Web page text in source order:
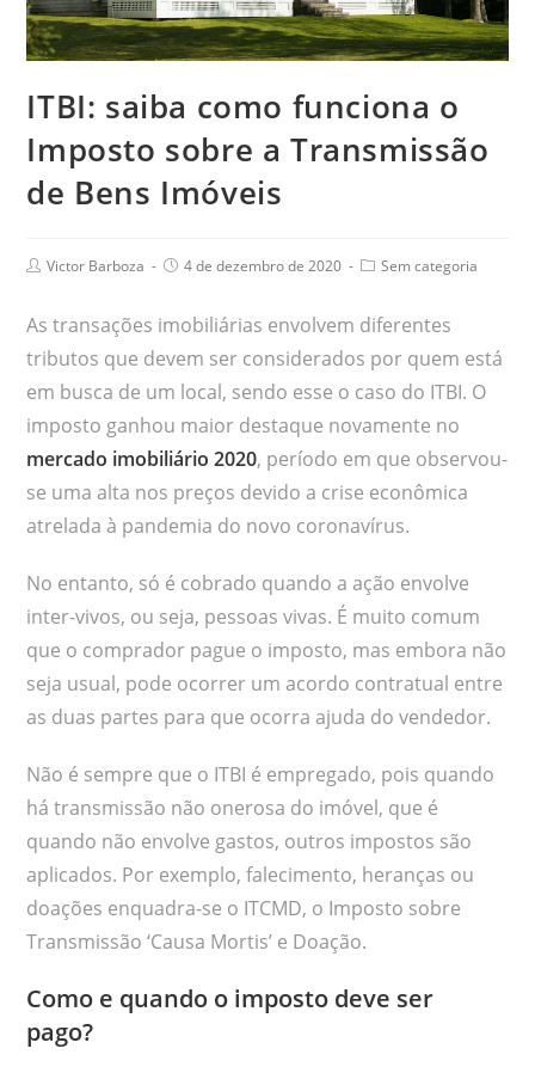
ITBI: saiba como funciona o
Imposto sobre a Transmissão
de Bens Imóveis
Victor Barboza 4 de dezembro de 2020 Sem categoria
As transações imobiliárias envolvem diferentes
tributos que devem ser considerados por quem está
em busca de um local, sendo esse o caso do ITBI. O
imposto ganhou maior destaque novamente no
mercado imobiliário 2020, período em que observou-
se uma alta nos preços devido a crise econômica
atrelada à pandemia do novo coronavírus.
No entanto, só é cobrado quando a ação envolve
inter-vivos, ou seja, pessoas vivas. É muito comum
que o comprador pague o imposto, mas embora não
seja usual, pode ocorrer um acordo contratual entre
as duas partes para que ocorra ajuda do vendedor.
Não é sempre que o ITBI é empregado, pois quando
há transmissão não onerosa do imóvel, que é
quando não envolve gastos, outros impostos são
aplicados. Por exemplo, falecimento, heranças ou
doações enquadra-se o ITCMD, o Imposto sobre
Transmissão ‘Causa Mortis’ e Doação.
Como e quando o imposto deve ser
pago?